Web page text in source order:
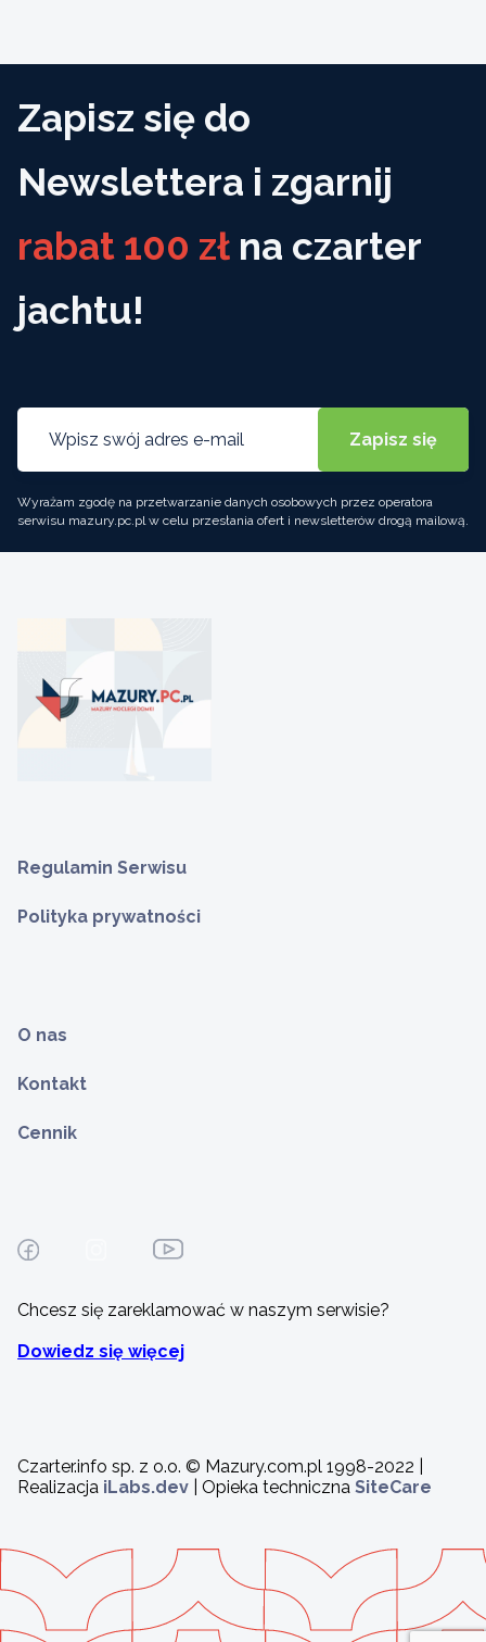
Zapisz się do
Newslettera i zgarnij
rabat 100 zł na czarter
jachtu!
Wyrażam zgodę na przetwarzanie danych osobowych przez operatora
serwisu mazury.pc.pl w celu przesłania ofert i newsletterów drogą mailową.
Regulamin Serwisu
Polityka prywatności
O nas
Kontakt
Cennik
Chcesz się zareklamować w naszym serwisie?
Dowiedz się więcej
Czarter.info sp. z o.o. © Mazury.com.pl 1998-2022 |
Realizacja iLabs.dev | Opieka techniczna SiteCare